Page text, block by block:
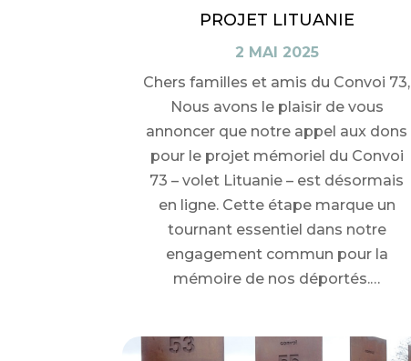
PROJET LITUANIE
2 MAI 2025
Chers familles et amis du Convoi 73,
Nous avons le plaisir de vous
annoncer que notre appel aux dons
pour le projet mémoriel du Convoi
73 – volet Lituanie – est désormais
en ligne. Cette étape marque un
tournant essentiel dans notre
engagement commun pour la
mémoire de nos déportés.…